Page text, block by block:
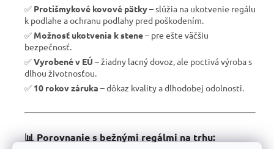
✅ Protišmykové kovové pätky– slúžia na ukotvenie regálu
k podlahe a ochranu podlahy pred poškodením.
✅ Možnosť ukotvenia k stene– pre ešte väčšiu
bezpečnosť.
✅Vyrobené v EÚ – žiadny lacný dovoz, ale poctivá výroba s
dlhou životnosťou.
✅ 10 rokov záruka – dôkaz kvality a dlhodobej odolnosti.
📊 Porovnanie s bežnými regálmi na trhu: